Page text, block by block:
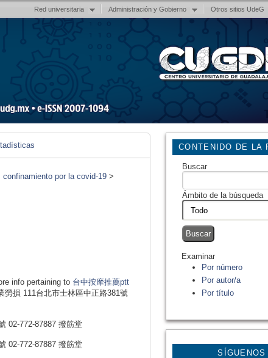
Red universitaria Administración y Gobierno Otros sitios UdeG
CONTENIDO DE LA
Buscar
Ámbito de la búsqueda
Examinar
Por número
Por autor/a
Por título
SÍGUENOS
por la covid-19 >
info pertaining to 台中按摩推薦ptt
損 111台北市士林區中正路381號
02-772-87887 撥筋堂
02-772-87887 撥筋堂